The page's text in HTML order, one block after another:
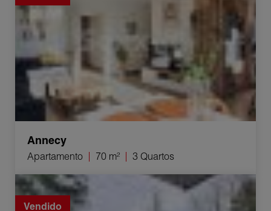
Annecy
Apartamento 70 m² 3 Quartos
Venda Apartamento Collonges-sous-Salève 1 sala 24 m²
Vendido